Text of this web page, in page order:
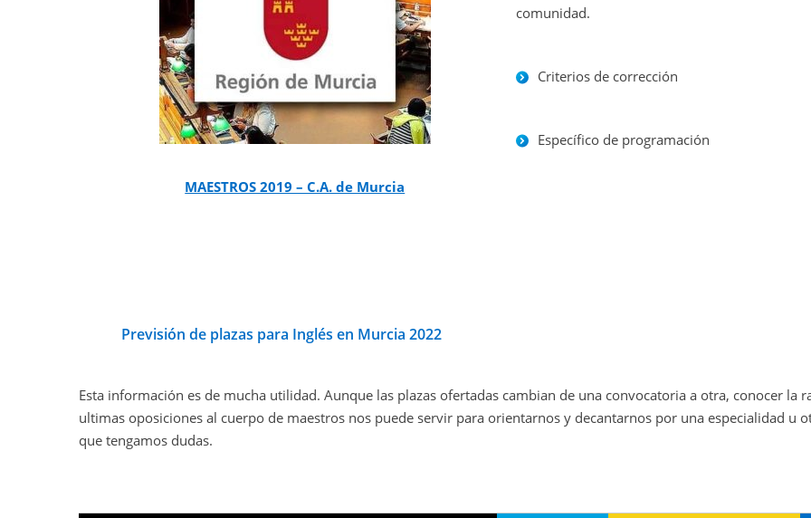
MAESTROS 2019 – C.A. de Murcia
comunidad.
Criterios de corrección
Específico de programación
Previsión de plazas para Inglés en Murcia 2022
Esta información es de mucha utilidad. Aunque las plazas ofertadas cambian de una convocatoria a otra, conocer la
ultimas oposiciones al cuerpo de maestros nos puede servir para orientarnos y decantarnos por una especialidad u
que tengamos dudas.